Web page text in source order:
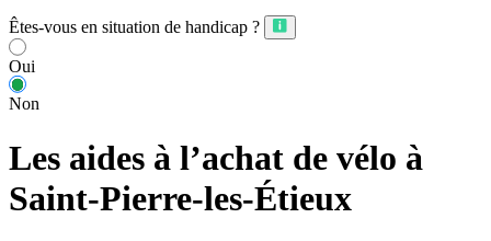
Êtes-vous en situation de handicap ?
Oui
Non
Les aides à l’achat de vélo à
Saint-Pierre-les-Étieux